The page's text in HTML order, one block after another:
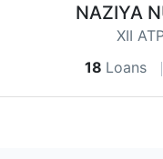
NAZIYA
XII
18 Loans